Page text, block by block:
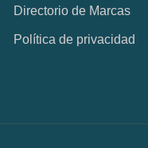
Directorio de Marcas
Política de privacidad